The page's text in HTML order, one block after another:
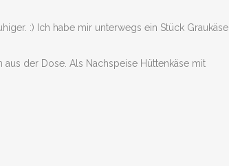
:) Ich habe mir unterwegs ein Stück Graukäse
der Dose. Als Nachspeise Hüttenkäse mit